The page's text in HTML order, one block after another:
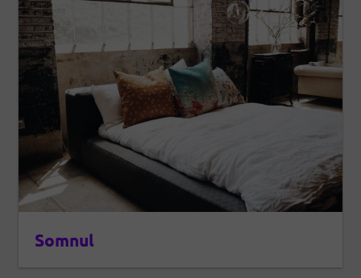
Somnul